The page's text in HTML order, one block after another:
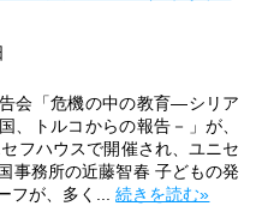
会「危機の中の教育―シリア
、トルコからの報告－」が、
フハウスで開催され、ユニセ
事務所の近藤智春 子どもの発
フが、多く...続きを読む»